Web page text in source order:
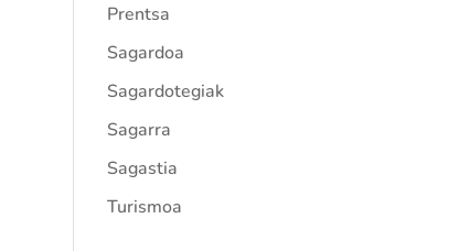
Prentsa
Sagardoa
Sagardotegiak
Sagarra
Sagastia
Turismoa